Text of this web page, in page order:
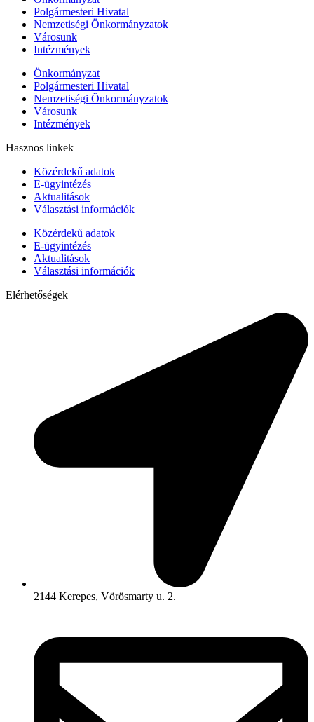
Polgármesteri Hivatal
Nemzetiségi Önkormányzatok
Városunk
Intézmények
Önkormányzat
Polgármesteri Hivatal
Nemzetiségi Önkormányzatok
Városunk
Intézmények
Hasznos linkek
Közérdekű adatok
E-ügyintézés
Aktualitások
Választási információk
Közérdekű adatok
E-ügyintézés
Aktualitások
Választási információk
Elérhetőségek
2144 Kerepes, Vörösmarty u. 2.